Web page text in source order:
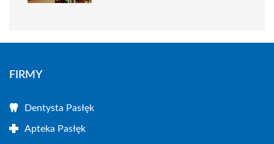
FIRMY
Dentysta Pasłęk
Apteka Pasłęk